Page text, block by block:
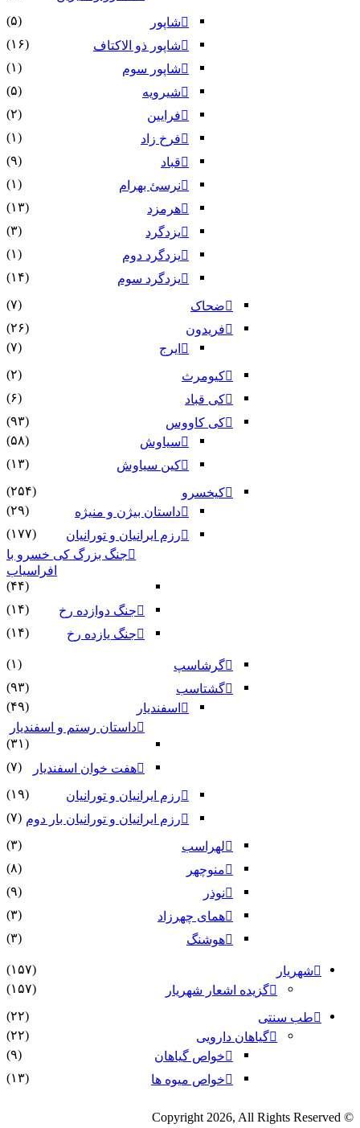
شاپور
(۵)
شاپور ذو الاکتاف
(۱۶)
شاپور سوم‏
(۱)
شیرویه
(۵)
فرایین
(۲)
فرخ زاد
(۱)
قباد
(۹)
نرسئ بهرام‏
(۱)
هرمزد
(۱۳)
یزدگرد
(۳)
یزدگرد دوم
(۱)
یزدگرد سوم
(۱۴)
ضحاک
(۷)
فریدون
(۲۶)
ایرج
(۷)
کیومرث
(۲)
کی قباد
(۶)
کی کاووس
(۹۳)
سیاوش
(۵۸)
کین سیاوش
(۱۳)
کیخسرو
(۲۵۴)
داستان بیژن و منیژه
(۲۹)
رزم ایرانیان و تورانیان
(۱۷۷)
جنگ بزرگ کی خسرو با
افراسیاب
(۴۴)
جنگ دوازده رخ
(۱۴)
جنگ یازده رخ
(۱۴)
گرشاسپ
(۱)
گشتاسب
(۹۳)
اسفندیار
(۴۹)
داستان رستم و اسفندیار
(۳۱)
هفت خوان اسفندیار
(۷)
رزم ایرانیان و تورانیان
(۱۹)
رزم ایرانیان و تورانیان بار دوم (۷)
لهراسب
(۳)
منوچهر
(۸)
نوذر
(۹)
هماى چهرزاد
(۳)
هوشنگ
(۳)
شهریار
(۱۵۷)
گزیده اشعار شهریار
(۱۵۷)
طب سنتی
(۲۲)
گیاهان دارویی
(۲۲)
خواص گیاهان
(۹)
خواص میوه ها
(۱۳)
© Copyright 2026, All Rights Reserved